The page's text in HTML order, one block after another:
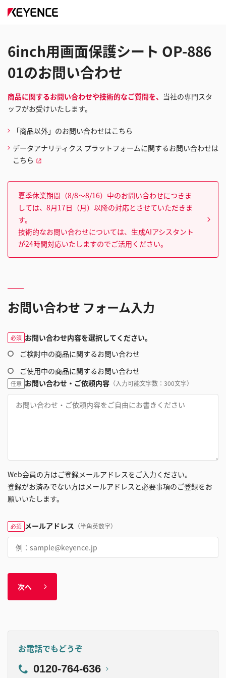
6inch用画面保護シート OP-886
01のお問い合わせ
商品に関するお問い合わせや技術的なご質問を、 当社の専門スタ
ッフがお受けいたします。
「商品以外」のお問い合わせはこちら
データアナリティクス プラットフォームに関するお問い合わせは
こちら
夏季休業期間（8/8～8/16）中のお問い合わせにつきま
しては、8月17日（月）以降の対応とさせていただきま
す。
技術的なお問い合わせについては、生成AIアシスタント
が24時間対応いたしますのでご活用ください。
お問い合わせ フォーム入力
必須 お問い合わせ内容を選択してください。
ご検討中の商品に関するお問い合わせ
ご使用中の商品に関するお問い合わせ
任意 お問い合わせ・ご依頼内容 （入力可能文字数：300文字）
Web会員の方はご登録メールアドレスをご入力ください。
登録がお済みでない方はメールアドレスと必要事項のご登録をお
願いいたします。
必須 メールアドレス （半角英数字）
次へ
お電話でもどうぞ
0120-764-636